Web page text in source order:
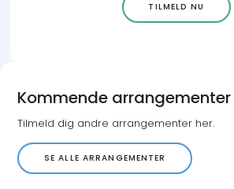
Kommende arrangementer
Tilmeld dig andre arrangementer her.
SE ALLE ARRANGEMENTER